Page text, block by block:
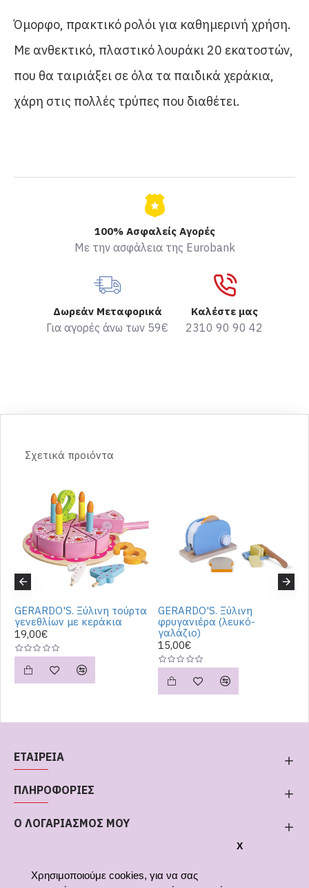
Χρησιμοποιούμε cookies, για να σας
X
100% Ασφαλείς Αγορές
Με την ασφάλεια της Eurobank
Δωρεάν Μεταφορικά
Για αγορές άνω των 59€
Καλέστε μας
2310 90 90 42
Όμορφο, πρακτικό ρολόι για καθημερινή χρήση.
Με ανθεκτικό, πλαστικό λουράκι 20 εκατοστών,
που θα ταιριάξει σε όλα τα παιδικά χεράκια,
χάρη στις πολλές τρύπες που διαθέτει.
Σχετικά προιόντα
GERARDO'S. Ξύλινη τούρτα
γενεθλίων με κεράκια
19,00€
GERARDO'S. Ξύλινη
φρυγανιέρα (λευκό-
γαλάζιο)
15,00€
ΕΤΑΙΡΕΙΑ
ΠΛΗΡΟΦΟΡΙΕΣ
Ο ΛΟΓΑΡΙΑΣΜΟΣ ΜΟΥ